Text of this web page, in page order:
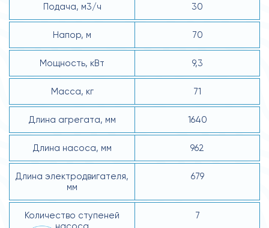
Подача, м3/ч 30
Напор, м 70
Мощность, кВт 9,3
Масса, кг 71
Длина агрегата, мм 1640
Длина насоса, мм 962
Длина электродвигателя,
мм
679
Количество ступеней
7